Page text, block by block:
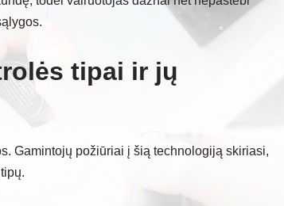
tipai ir jų
Gamintojų požiūriai į šią technologiją skiriasi,